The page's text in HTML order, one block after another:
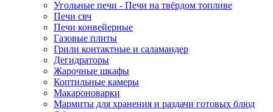
Угольные печи - Печи на твёрдом топливе
Печи свч
Печи конвейерные
Газовые плиты
Грили контактные и саламандер
Дегидраторы
Жарочные шкафы
Коптильные камеры
Макароноварки
Мармиты для хранения и раздачи готовых блюд